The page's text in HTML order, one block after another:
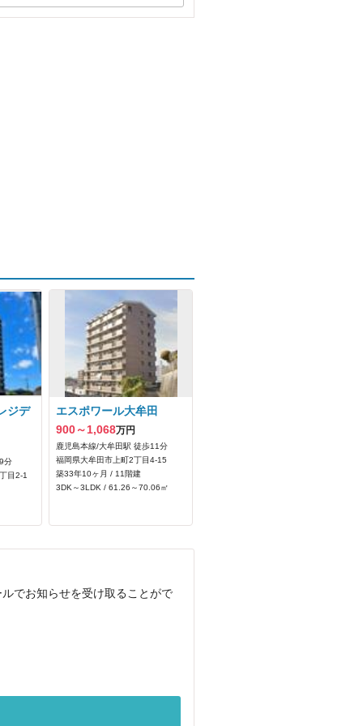
ジデ
分
目2-1
エスポワール大牟田
900～1,068万円
鹿児島本線/大牟田駅 徒歩11分
福岡県大牟田市上町2丁目4-15
築33年10ヶ月 / 11階建
3DK～3LDK / 61.26～70.06㎡
でお知らせを受け取ることがで